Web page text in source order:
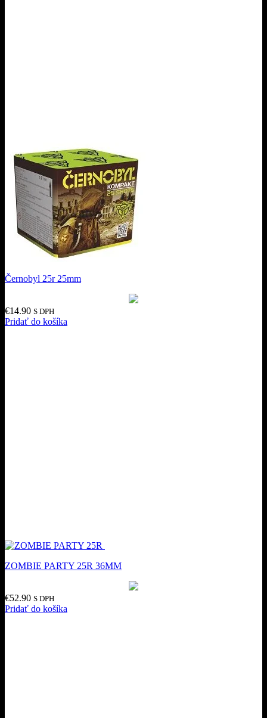
Černobyl 25r 25mm
€14.90 S DPH
Pridať do košíka
ZOMBIE PARTY 25R 36MM
€52.90 S DPH
Pridať do košíka